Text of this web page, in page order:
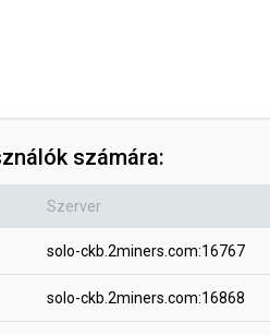
számára:
Szerver
solo-ckb.2miners.com:16767
solo-ckb.2miners.com:16868